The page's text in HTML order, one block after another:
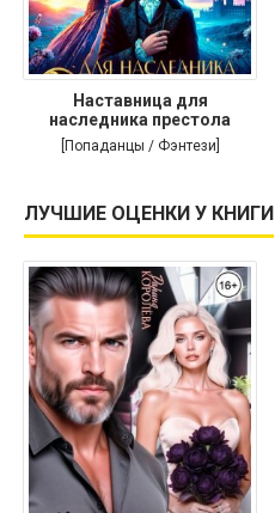
Наставница для
наследника престола
[Попаданцы / Фэнтези]
ЛУЧШИЕ ОЦЕНКИ У КНИГИ